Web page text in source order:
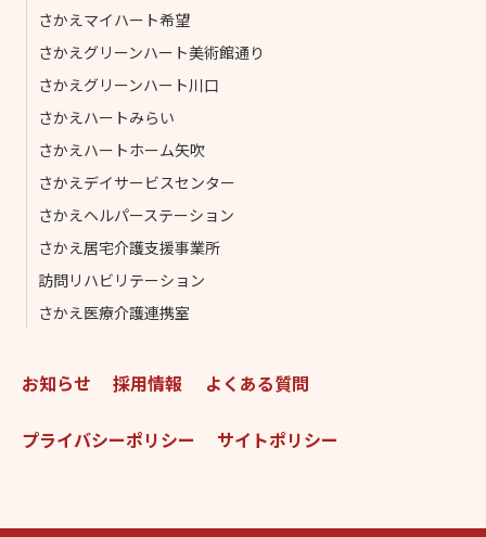
さかえマイハート希望
さかえグリーンハート美術館通り
さかえグリーンハート川口
さかえハートみらい
さかえハートホーム矢吹
さかえデイサービスセンター
さかえヘルパーステーション
さかえ居宅介護支援事業所
訪問リハビリテーション
さかえ医療介護連携室
お知らせ 採用情報 よくある質問
プライバシーポリシー サイトポリシー